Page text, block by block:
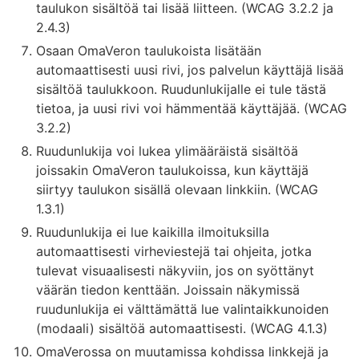
taulukon sisältöä tai lisää liitteen. (WCAG 3.2.2 ja
2.4.3)
Osaan OmaVeron taulukoista lisätään
automaattisesti uusi rivi, jos palvelun käyttäjä lisää
sisältöä taulukkoon. Ruudunlukijalle ei tule tästä
tietoa, ja uusi rivi voi hämmentää käyttäjää. (WCAG
3.2.2)
Ruudunlukija voi lukea ylimääräistä sisältöä
joissakin OmaVeron taulukoissa, kun käyttäjä
siirtyy taulukon sisällä olevaan linkkiin. (WCAG
1.3.1)
Ruudunlukija ei lue kaikilla ilmoituksilla
automaattisesti virheviestejä tai ohjeita, jotka
tulevat visuaalisesti näkyviin, jos on syöttänyt
väärän tiedon kenttään. Joissain näkymissä
ruudunlukija ei välttämättä lue valintaikkunoiden
(modaali) sisältöä automaattisesti. (WCAG 4.1.3)
OmaVerossa on muutamissa kohdissa linkkejä ja